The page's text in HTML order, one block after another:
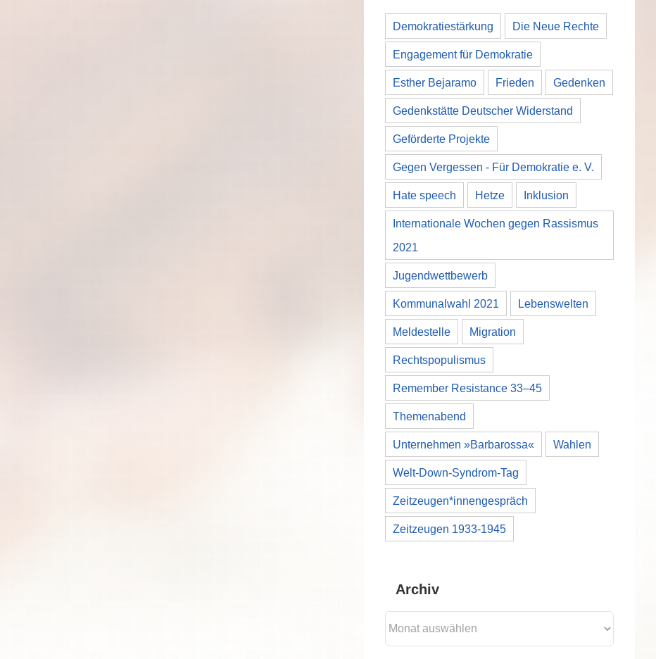
Demokratiestärkung Die Neue Rechte
Engagement für Demokratie
Esther Bejaramo Frieden Gedenken
Gedenkstätte Deutscher Widerstand
Geförderte Projekte
Gegen Vergessen - Für Demokratie e. V.
Hate speech Hetze Inklusion
Internationale Wochen gegen Rassismus
2021
Jugendwettbewerb
Kommunalwahl 2021 Lebenswelten
Meldestelle Migration
Rechtspopulismus
Remember Resistance 33–45
Themenabend
Unternehmen »Barbarossa« Wahlen
Welt-Down-Syndrom-Tag
Zeitzeugen*innengespräch
Zeitzeugen 1933-1945
Archiv